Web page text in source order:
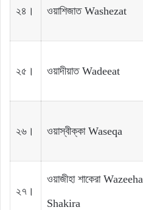
২৪। ওয়াশিজাত Washezat
২৫। ওয়াদীয়াত Wadeeat
২৬। ওয়াস্বীক্কা Waseqa
২৭।
ওয়াজীহা শাকেরা Wazeeha
Shakira